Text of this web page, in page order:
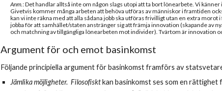
Anm.: Det handlar alltså inte om någon slags utopi att ta bort lönearbete. Vi
Givetvis kommer många arbeten att behöva utföras av människor i framtiden
kan vi inte räkna med att alla sådana jobb ska utföras frivilligt utan en extra
jobba för att samhället/staten anstränger sig att främja innovation (skapande
och matchning av tillgängliga lönearbeten mot individer). Tvärtom är
Argument för och emot basinkomst
Följande principiella argument för basinkomst framförs av
Jämlika möjligheter.  Filosofiskt kan basinkomst ses som en